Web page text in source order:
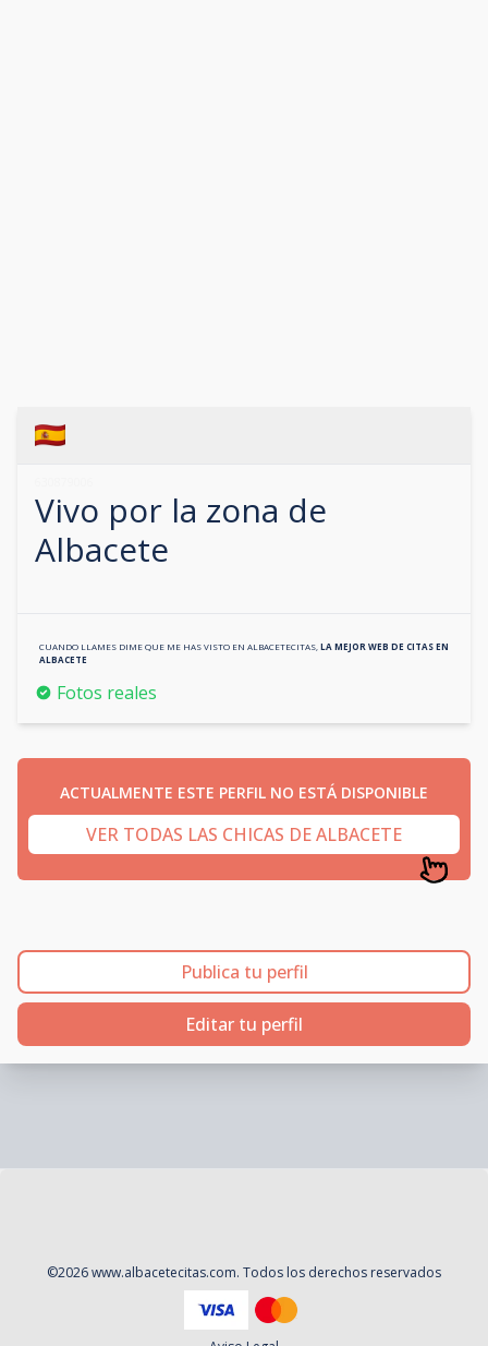
Vivo por la zona de
Albacete
CUANDO LLAMES DIME QUE ME HAS VISTO EN ALBACETECITAS LA MEJOR WEB DE CITAS EN
ALBACETE
Fotos reales
ACTUALMENTE ESTE PERFIL NO ESTÁ DISPONIBLE
VER TODAS LAS CHICAS DE ALBACETE
Publica tu perfil
Editar tu perfil
©2026www.albacetecitas.com. Todos los derechos reservados